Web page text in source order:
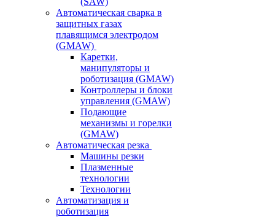
Автоматическая сварка в
защитных газах
плавящимся электродом
(GMAW)
Каретки,
манипуляторы и
роботизация (GMAW)
Контроллеры и блоки
управления (GMAW)
Подающие
механизмы и горелки
(GMAW)
Автоматическая резка
Машины резки
Плазменные
технологии
Технологии
Автоматизация и
роботизация